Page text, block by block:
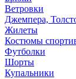
Ветровки
Джемпера,
Жилеты
Костюмы
Футболки
Шорты
Купальники